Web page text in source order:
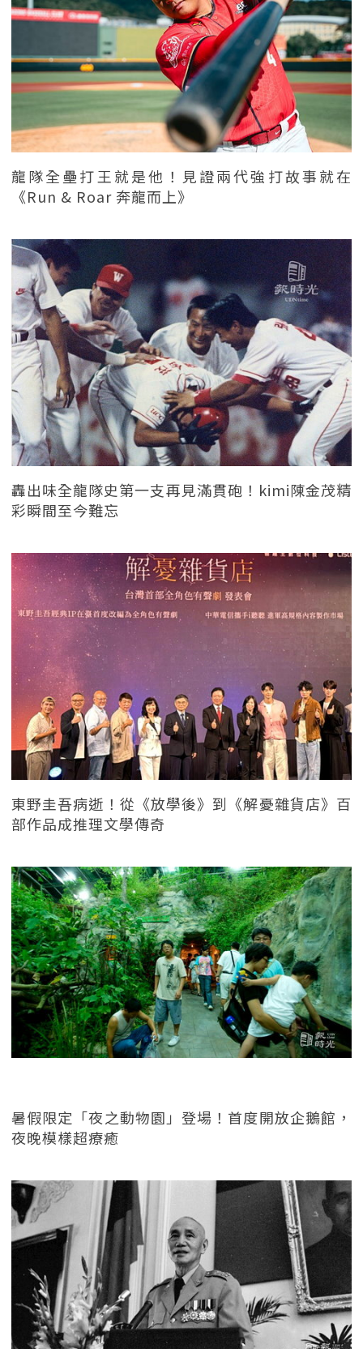
龍隊全壘打王就是他！見證兩代強打故事就在
《Run & Roar 奔龍而上》
轟出味全龍隊史第一支再見滿貫砲！kimi陳金茂精
彩瞬間至今難忘
東野圭吾病逝！從《放學後》到《解憂雜貨店》百
部作品成推理文學傳奇
暑假限定「夜之動物園」登場！首度開放企鵝館，
夜晚模樣超療癒